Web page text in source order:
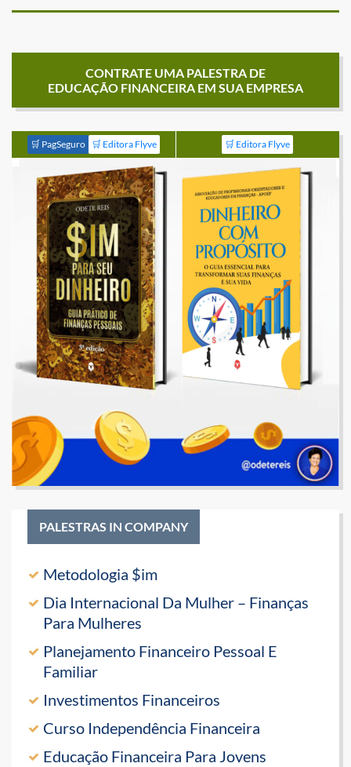
CONTRATE UMA PALESTRA DE
EDUCAÇÃO FINANCEIRA EM SUA EMPRESA
🛒 PagSeguro 🛒 Editora Flyve 🛒 Editora Flyve
PALESTRAS IN COMPANY
Metodologia $im
Dia Internacional Da Mulher – Finanças
Para Mulheres
Planejamento Financeiro Pessoal E
Familiar
Investimentos Financeiros
Curso Independência Financeira
Educação Financeira Para Jovens